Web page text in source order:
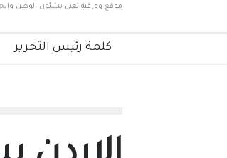
موقع وورقية تعنى بشئون الوطن
كلمة رئيس التحرير